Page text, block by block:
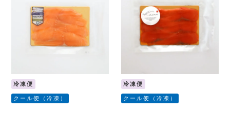
冷凍便
クール便（冷凍）
冷凍便
クール便（冷凍）